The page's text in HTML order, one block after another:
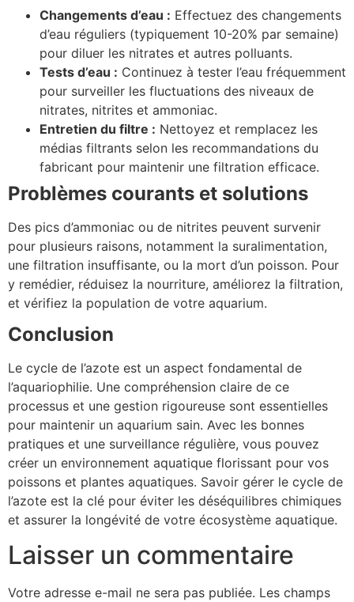
Changements d’eau : Effectuez des changements
d’eau réguliers (typiquement 10-20% par semaine)
pour diluer les nitrates et autres polluants.
Tests d’eau : Continuez à tester l’eau fréquemment
pour surveiller les fluctuations des niveaux de
nitrates, nitrites et ammoniac.
Entretien du filtre : Nettoyez et remplacez les
médias filtrants selon les recommandations du
fabricant pour maintenir une filtration efficace.
Problèmes courants et solutions
Des pics d’ammoniac ou de nitrites peuvent survenir
pour plusieurs raisons, notamment la suralimentation,
une filtration insuffisante, ou la mort d’un poisson. Pour
y remédier, réduisez la nourriture, améliorez la filtration,
et vérifiez la population de votre aquarium.
Conclusion
Le cycle de l’azote est un aspect fondamental de
l’aquariophilie. Une compréhension claire de ce
processus et une gestion rigoureuse sont essentielles
pour maintenir un aquarium sain. Avec les bonnes
pratiques et une surveillance régulière, vous pouvez
créer un environnement aquatique florissant pour vos
poissons et plantes aquatiques. Savoir gérer le cycle de
l’azote est la clé pour éviter les déséquilibres chimiques
et assurer la longévité de votre écosystème aquatique.
Laisser un commentaire
Votre adresse e-mail ne sera pas publiée. Les champs